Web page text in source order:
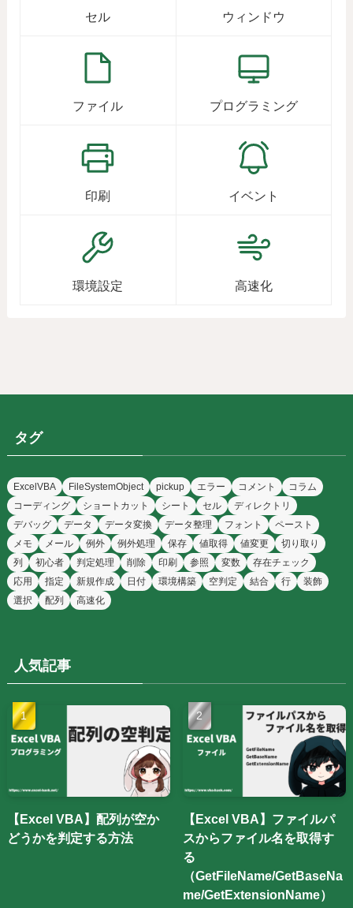
セル ウィンドウ
ファイル プログラミング
印刷 イベント
環境設定 高速化
タグ
ExcelVBA FileSystemObject pickup エラー コメント
コラム
コーディング
ショートカット シート セル
ディレクトリ
デバッグ
データ データ変換 データ整理 フォント
ペースト
メモ
メール 例外 例外処理 保存 値取得 値変更
切り取り
列
初心者 判定処理 削除 印刷 参照 変数
存在チェック
応用
指定 新規作成 日付 環境構築 空判定 結合 行
装飾
選択
配列 高速化
人気記事
【Excel VBA】配列が空か
どうかを判定する方法
【Excel VBA】ファイルパ
スからファイル名を取得す
る
（GetFileName/GetBaseNa
me/GetExtensionName）